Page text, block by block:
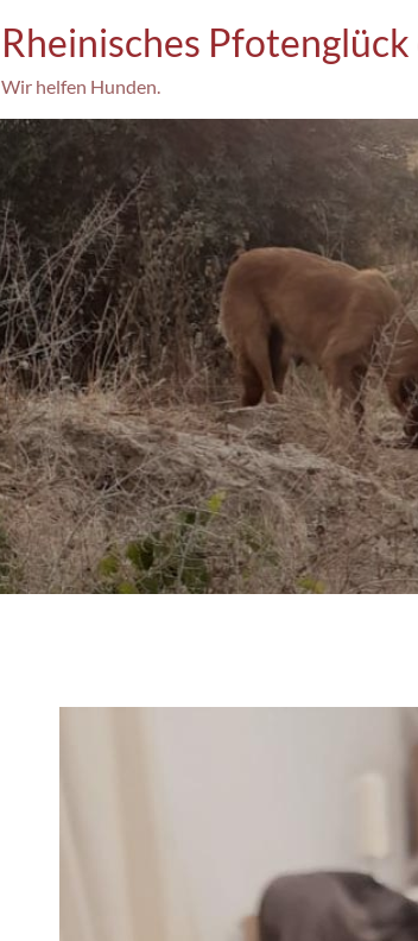
Rheinisches Pfotenglück
Wir helfen Hunden.